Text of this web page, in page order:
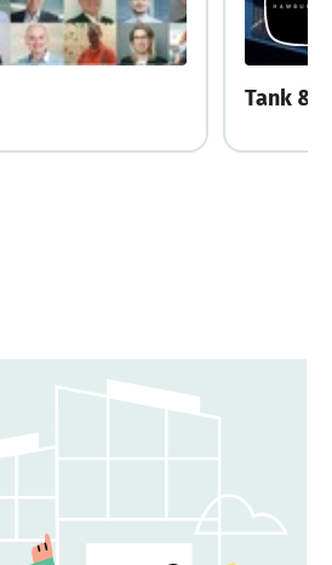
Tank &